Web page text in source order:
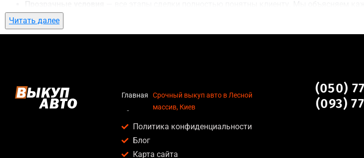
Гибкий подход
Честные цены— предлагаем до 95% от рыночной стоимости даже за авто после аварии
Кому подойдет срочный выкуп авто в Лесной массив, Киев
Услуга срочный выкуп авто в Лесной массив, Киев актуальна для:
Владельцев автомобилей после аварии, когда восстановление экономически
Читать далее
Главная
Срочный выкуп авто в Лесной
массив, Киев
Политика конфиденциальности
Блог
Карта сайта
(050)
(093)